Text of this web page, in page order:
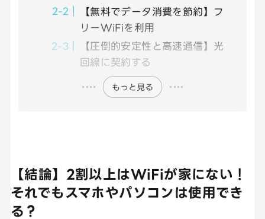
【無料でデータ消費を節約】フ
リーWiFiを利用
【圧倒的安定性と高速通信】光
回線に契約する
もっと見る
【結論】2割以上はWiFiが家にない！
それでもスマホやパソコンは使用でき
る？